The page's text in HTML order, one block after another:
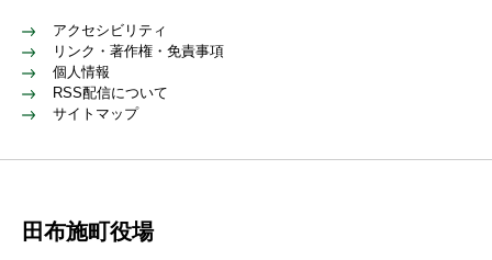
アクセシビリティ
リンク・著作権・免責事項
個人情報
RSS配信について
サイトマップ
田布施町役場